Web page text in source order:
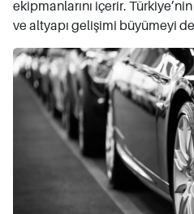
ekipmanlarını içerir.
ve altyapı gelişimi büyümeyi